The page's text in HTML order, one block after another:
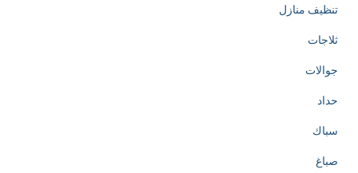
تنظيف منازل
ثلاجات
جوالات
حداد
سباك
صباغ